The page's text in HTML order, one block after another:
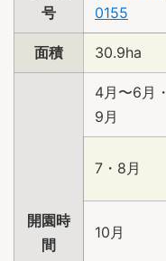
号
0155
面積 30.9ha
開園時
間
4月〜6月・
9月
7・8月
10月